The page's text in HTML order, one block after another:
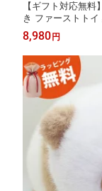
【ギフト対応無
き ファーストトイ
リアル ふわふわ
い 入院 可愛い 添
ぐるみパンダ
8,980 円